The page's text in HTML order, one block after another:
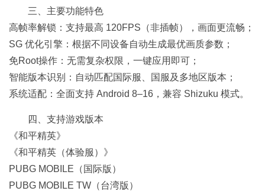
三、主要功能特色
高帧率解锁：支持最高 120FPS（非插帧），画面更流畅；
SG 优化引擎：根据不同设备自动生成最优画质参数；
免Root操作：无需复杂权限，一键应用即可；
智能版本识别：自动匹配国际服、国服及多地区版本；
系统适配：全面支持 Android 8–16，兼容 Shizuku 模式。
四、支持游戏版本
《和平精英》
《和平精英（体验服）》
PUBG MOBILE（国际版）
PUBG MOBILE TW（台湾版）